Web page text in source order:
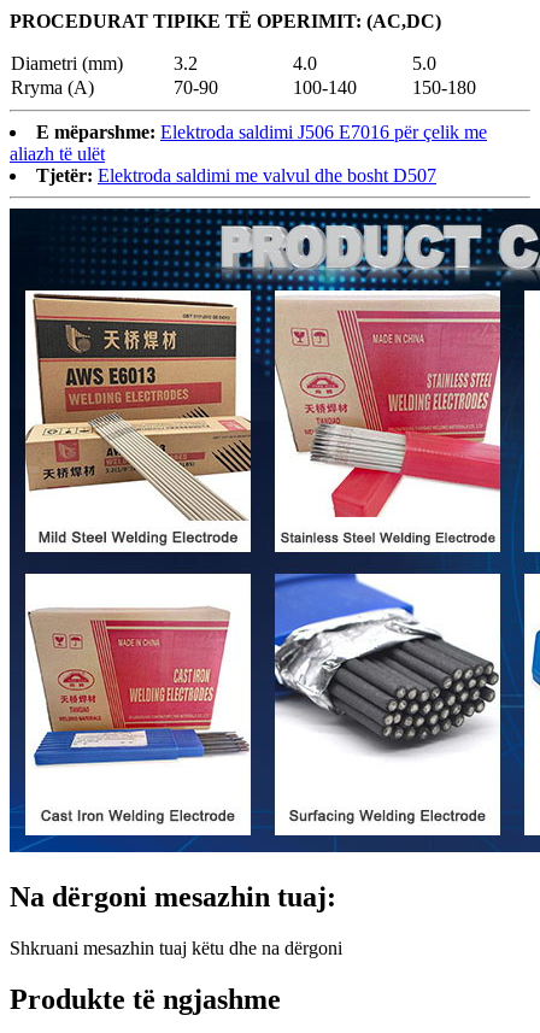
PROCEDURAT TIPIKE TË OPERIMIT: (AC,DC)
Diametri (mm) 3.2 4.0
5.0
Rryma (A)
70-90 100-140 150-180
E mëparshme: Elektroda saldimi J506 E7016 për çelik me
aliazh të ulët
Tjetër: Elektroda saldimi me valvul dhe bosht D507
Na dërgoni mesazhin tuaj:
Shkruani mesazhin tuaj këtu dhe na dërgoni
Produkte të ngjashme